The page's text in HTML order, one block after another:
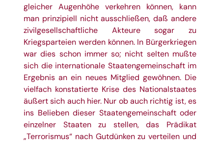
gleicher Augenhöhe verkehren können, kann
man prinzipiell nicht ausschließen, daß andere
zivilgesellschaftliche Akteure sogar zu
Kriegsparteien werden können. In Bürgerkriegen
war dies schon immer so; nicht selten mußte
sich die internationale Staatengemeinschaft im
Ergebnis an ein neues Mitglied gewöhnen. Die
vielfach konstatierte Krise des Nationalstaates
äußert sich auch hier. Nur ob auch richtig ist, es
ins Belieben dieser Staatengemeinschaft oder
einzelner Staaten zu stellen, das Prädikat
„Terrorismus“ nach Gutdünken zu verteilen und